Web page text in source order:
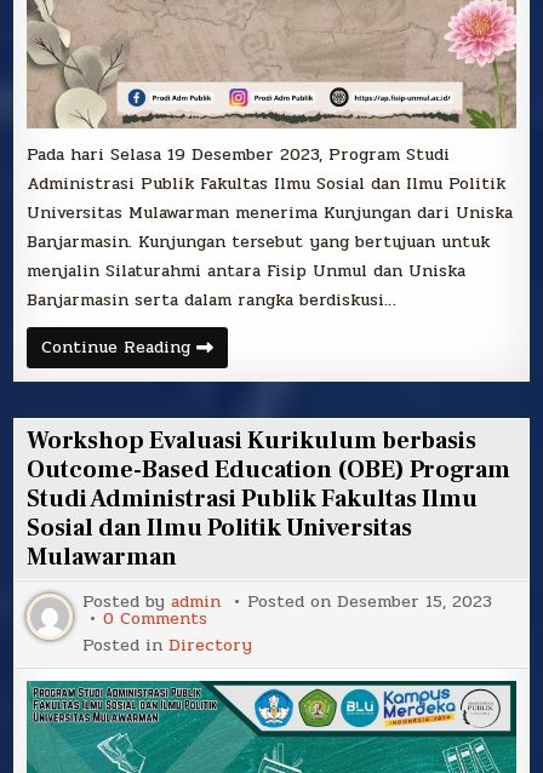
Pada hari Selasa 19 Desember 2023, Program Studi
Administrasi Publik Fakultas Ilmu Sosial dan Ilmu Politik
Universitas Mulawarman menerima Kunjungan dari Uniska
Banjarmasin. Kunjungan tersebut yang bertujuan untuk
menjalin Silaturahmi antara Fisip Unmul dan Uniska
Banjarmasin serta dalam rangka berdiskusi…
Continue ReadingKunjungan
Studi
Tiru
Banjarmasin
Workshop Evaluasi Kurikulum berbasis
Outcome-Based Education (OBE) Program
Studi Administrasi Publik Fakultas Ilmu
Sosial dan Ilmu Politik Universitas
Mulawarman
Posted byadmin Posted onDesember 15, 2023
0 Comments
Workshop
Evaluasi
Kurikulum
berbasis
Outcome-
Based
Education
(OBE)
Posted inDirectory